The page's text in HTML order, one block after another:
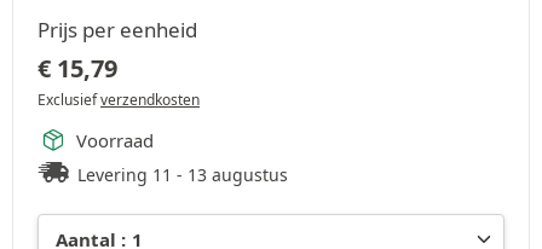
Prijs per eenheid
€ 15,79
Exclusiefverzendkosten
Voorraad
Levering 11 - 13 augustus